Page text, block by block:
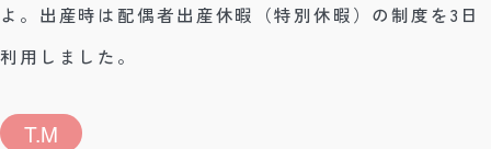
よ。出産時は配偶者出産休暇（特別休暇）の制度を3日
利用しました。
T.M